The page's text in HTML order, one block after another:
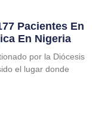
Pacientes En
En Nigeria
por la Diócesis
el lugar donde